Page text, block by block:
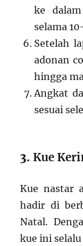
ke
selama
Setelah
adonan
hingga
Angkat
sesuai
3.Kue
Kue nastar
hadir di
Natal.
kue ini